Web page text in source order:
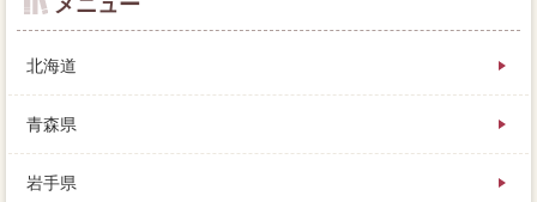
北海道
青森県
岩手県